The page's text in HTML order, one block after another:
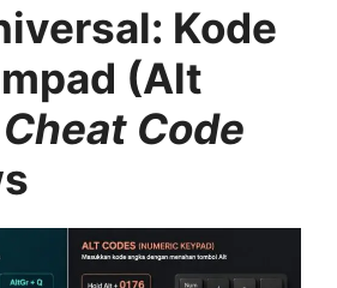
Kode
(Alt
Cheat Code